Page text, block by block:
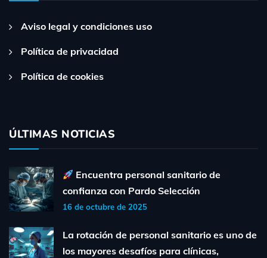
Aviso legal y condiciones uso
Política de privacidad
Política de cookies
ÚLTIMAS NOTICIAS
Encuentra personal sanitario de
confianza con Pardo Selección
16 de octubre de 2025
La rotación de personal sanitario es uno de
los mayores desafíos para clínicas,